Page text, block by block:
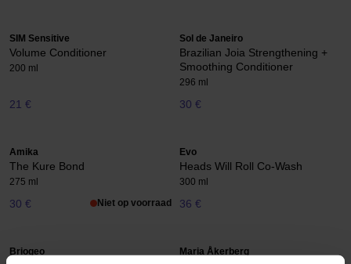
SIM Sensitive
Volume Conditioner
200 ml
21 €
Sol de Janeiro
Brazilian Joia Strengthening +
Smoothing Conditioner
296 ml
30 €
Amika
The Kure Bond
275 ml
30 € Niet op voorraad
Evo
Heads Will Roll Co-Wash
300 ml
36 €
Briogeo Maria Åkerberg